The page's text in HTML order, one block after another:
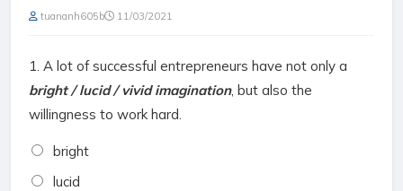
tuananh605b 11/03/2021
1. A lot of successful entrepreneurs have not only a
bright / lucid / vividimagination, but also the
willingness to work hard.
bright
lucid